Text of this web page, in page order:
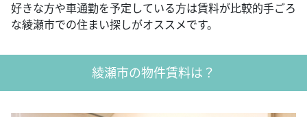
好きな方や車通勤を予定している方は賃料が比較的手ごろ
な綾瀬市での住まい探しがオススメです。
綾瀬市の物件賃料は？